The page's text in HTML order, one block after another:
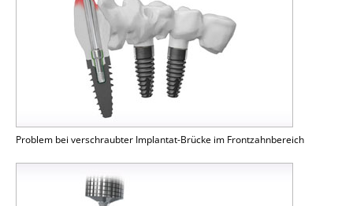
Problem bei verschraubter Implantat-Brücke im Frontzahnbereich